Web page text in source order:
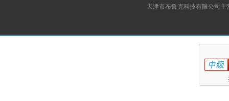
天津市布鲁克科技有限公司主